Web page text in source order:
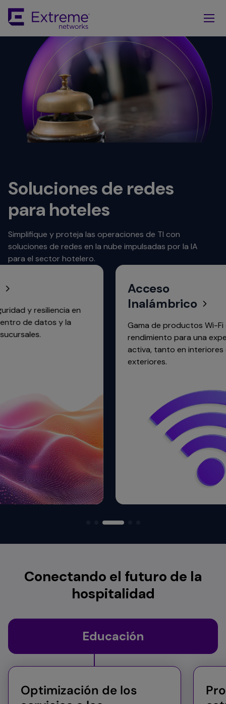
Main
Content
Soluciones de redes
para hoteles
Simplifique y proteja las operaciones de TI con
soluciones de redes en la nube impulsadas por la IA
para el sector hotelero.
en
y la
Acceso
Inalámbrico
Gama de productos Wi-Fi de 6
rendimiento para una experiencia
activa, tanto en interiores como en
exteriores.
Conectando el futuro de la
hospitalidad
Educación
Optimización de los